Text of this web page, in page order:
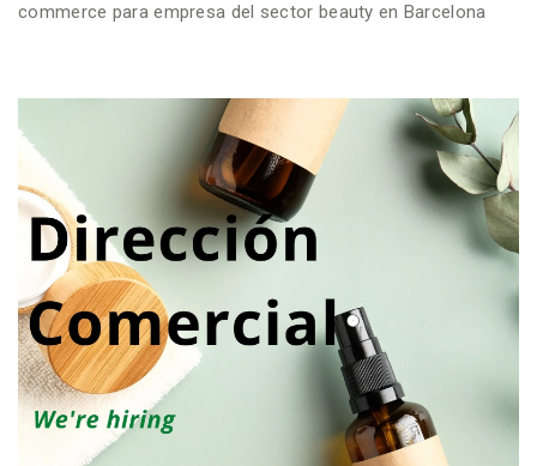
commerce para empresa del sector beauty en Barcelona